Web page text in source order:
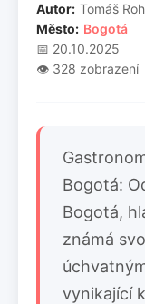
Autor: Tomáš
Město: Bogotá
📅 20.10.2025
👁️ 328 zobrazení
Bogotá:
Bogotá,
známá
vynikající